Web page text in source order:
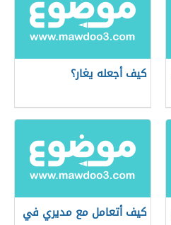
كيف أجعله يغار؟
كيف أتعامل مع مديري في